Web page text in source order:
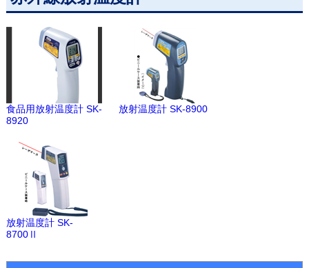
食品用放射温度計 SK-
8920
放射温度計 SK-8900
放射温度計 SK-
8700Ⅱ